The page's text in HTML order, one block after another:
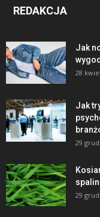
REDAKCJA
Jak
28
Jak
29
29